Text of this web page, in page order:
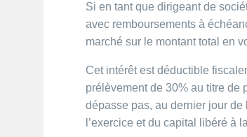
Si en tant que dirigeant de
avec remboursements à
marché sur le montant total en
Cet intérêt est déductible
prélèvement de 30% au titre de
dépasse pas, au dernier jour de
l’exercice et du capital libéré à